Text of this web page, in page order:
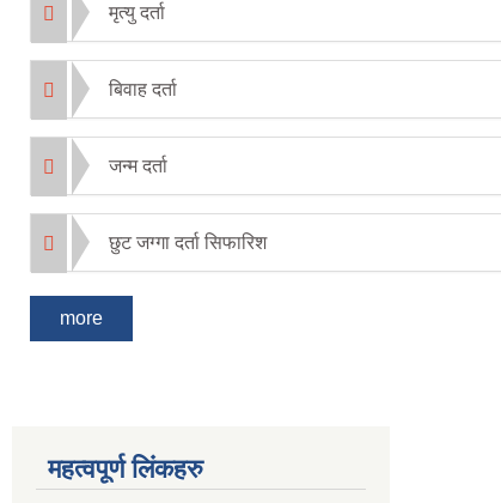
मृत्यु दर्ता
बिवाह दर्ता
जन्म दर्ता
छुट जग्गा दर्ता सिफारिश
more
महत्वपूर्ण लिंकहरु